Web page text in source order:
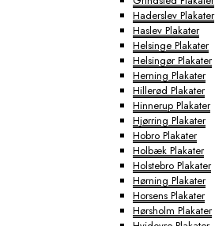
Haderslev Plakater
Haslev Plakater
Helsinge Plakater
Helsingør Plakater
Herning Plakater
Hillerød Plakater
Hinnerup Plakater
Hjørring Plakater
Hobro Plakater
Holbæk Plakater
Holstebro Plakater
Hørning Plakater
Horsens Plakater
Hørsholm Plakater